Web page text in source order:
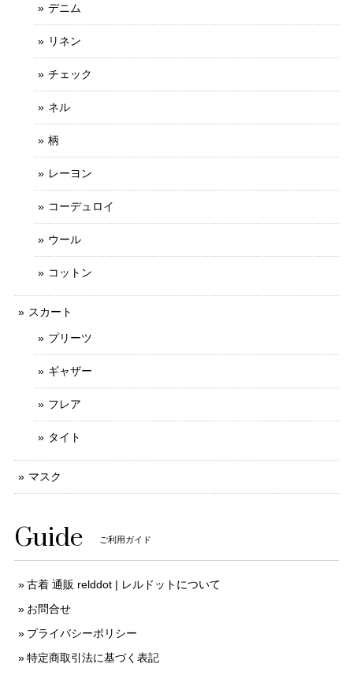
デニム
リネン
チェック
ネル
柄
レーヨン
コーデュロイ
ウール
コットン
スカート
プリーツ
ギャザー
フレア
タイト
マスク
Guide ご利用ガイド
古着 通販 relddot | レルドットについて
お問合せ
プライバシーポリシー
特定商取引法に基づく表記